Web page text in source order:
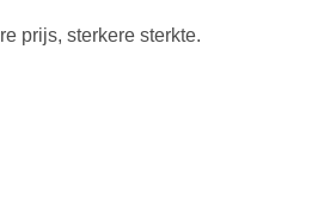
prijs, sterkere sterkte.